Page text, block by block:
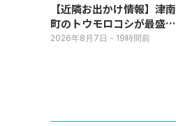
【近隣お出かけ情報】津南
町のトウモロコシが最盛
期！国道ロードサイドの直
2026年8月7日 - 19時間前